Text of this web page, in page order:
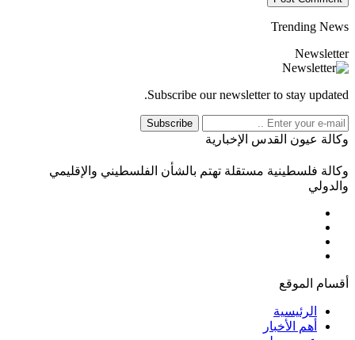
Trending News
Newsletter
Subscribe our newsletter to stay updated.
Subscribe
وكالة عيون القدس الإخبارية
وكالة فلسطينية مستقلة تهتم بالشأن الفلسطيني والإقليمي
والدولي
أقسام الموقع
الرئيسية
أهم الأخبار